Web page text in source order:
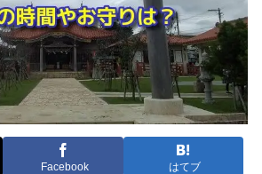
Facebook はてブ